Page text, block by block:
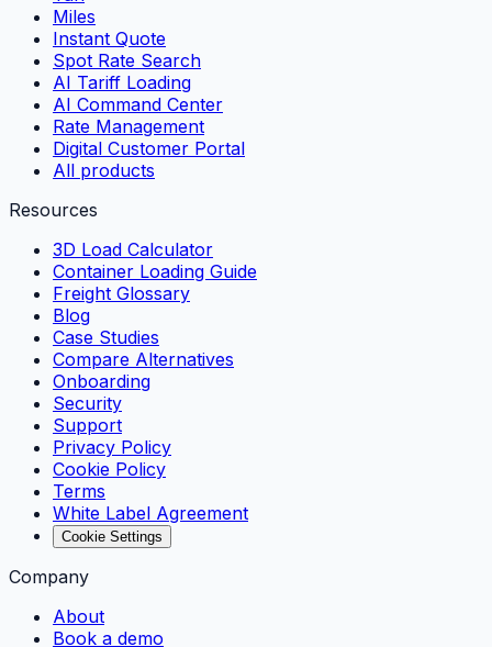
Miles
Instant Quote
Spot Rate Search
AI Tariff Loading
AI Command Center
Rate Management
Digital Customer Portal
All products
Resources
3D Load Calculator
Container Loading Guide
Freight Glossary
Blog
Case Studies
Compare Alternatives
Onboarding
Security
Support
Privacy Policy
Cookie Policy
Terms
White Label Agreement
Cookie Settings
Company
About
Book a demo